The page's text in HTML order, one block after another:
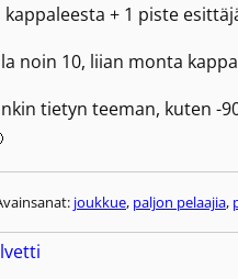
+ 1 piste
noin 10, liian monta
tietyn teeman, kuten -
joukkue, paljon pelaajia,